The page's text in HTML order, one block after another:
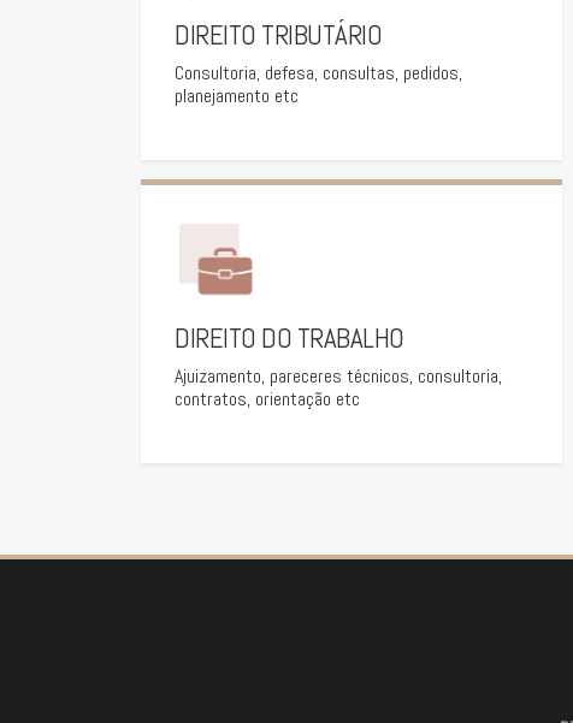
DIREITO TRIBUTÁRIO
Consultoria, defesa, consultas, pedidos,
planejamento etc
DIREITO DO TRABALHO
Ajuizamento, pareceres técnicos, consultoria,
contratos, orientação etc